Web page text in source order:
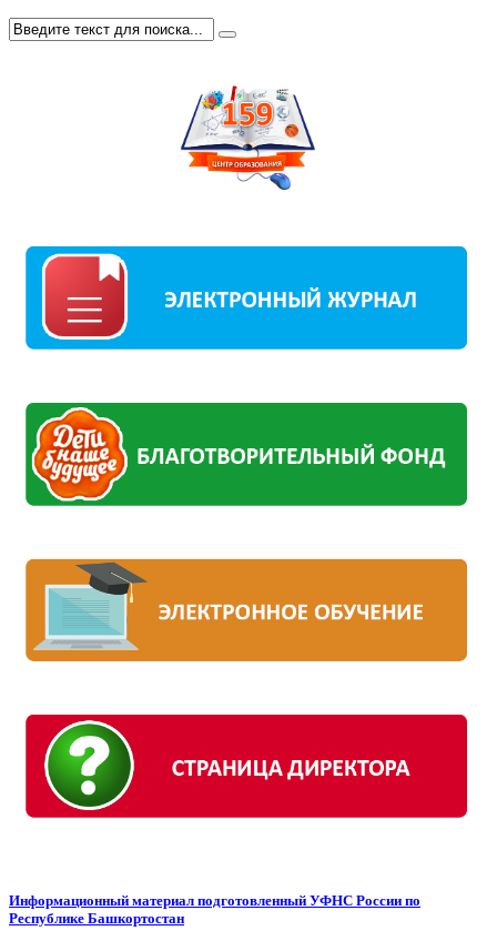
Информационный материал подготовленный УФНС России по
Республике Башкортостан